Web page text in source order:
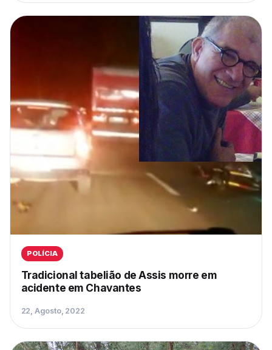
POLÍCIA
Tradicional tabelião de Assis morre em
acidente em Chavantes
22, Agosto, 2022